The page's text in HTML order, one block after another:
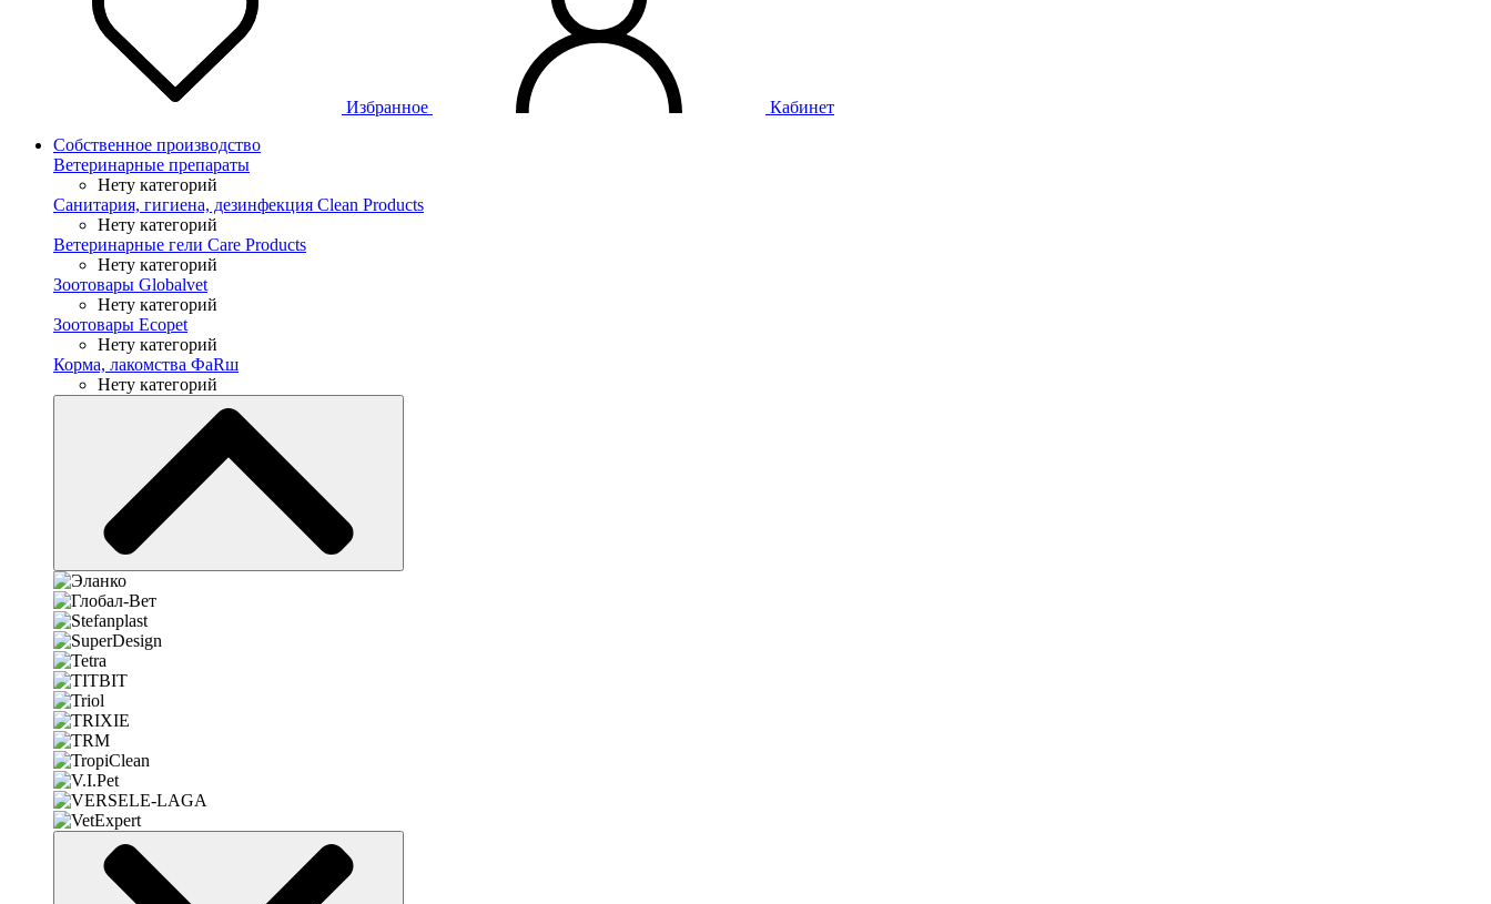
Избранное
Кабинет
Собственное производство
Ветеринарные препараты
Нету категорий
Санитария, гигиена, дезинфекция Clean Products
Нету категорий
Ветеринарные гели Care Products
Нету категорий
Зоотовары Globalvet
Нету категорий
Зоотовары Ecopet
Нету категорий
Корма, лакомства ФaRш
Нету категорий